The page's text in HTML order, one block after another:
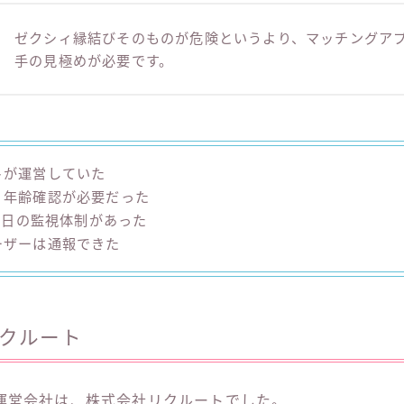
ゼクシィ縁結びそのものが危険というより、マッチングア
手の見極めが必要です。
運営していた
齢確認が必要だった
の監視体制があった
ーは通報できた
ルート